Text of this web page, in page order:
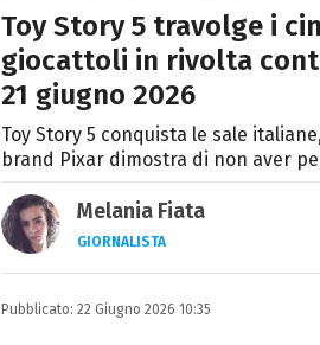
Toy Story 5 travolge i
giocattoli in rivolta
21 giugno 2026
Toy Story 5 conquista le sale
brand Pixar dimostra di non aver
Melania Fiata
GIORNALISTA
Laureata in Lettere,
e TV.
Pubblicato: 22 Giugno 2026 10:35